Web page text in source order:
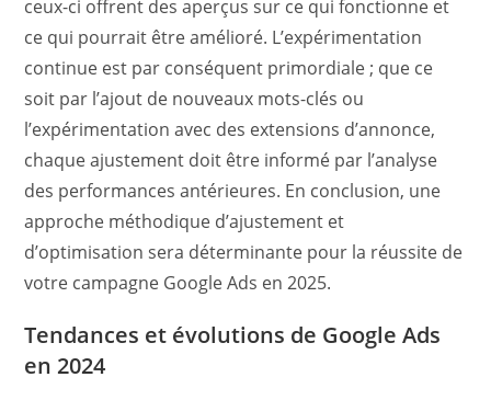
ceux-ci offrent des aperçus sur ce qui fonctionne et
ce qui pourrait être amélioré. L’expérimentation
continue est par conséquent primordiale ; que ce
soit par l’ajout de nouveaux mots-clés ou
l’expérimentation avec des extensions d’annonce,
chaque ajustement doit être informé par l’analyse
des performances antérieures. En conclusion, une
approche méthodique d’ajustement et
d’optimisation sera déterminante pour la réussite de
votre campagne Google Ads en 2025.
Tendances et évolutions de Google Ads
en 2024